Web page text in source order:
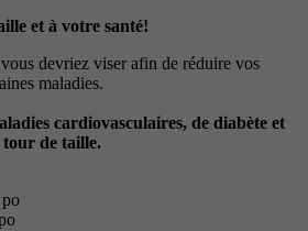
et à votre santé!
devriez viser afin de réduire vos
maladies.
cardiovasculaires, de diabète et
tour de taille.